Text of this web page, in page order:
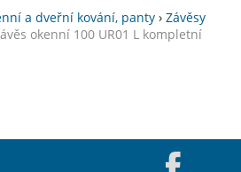
a dveřní kování, panty ›Závěsy
okenní 100 UR01 L kompletní